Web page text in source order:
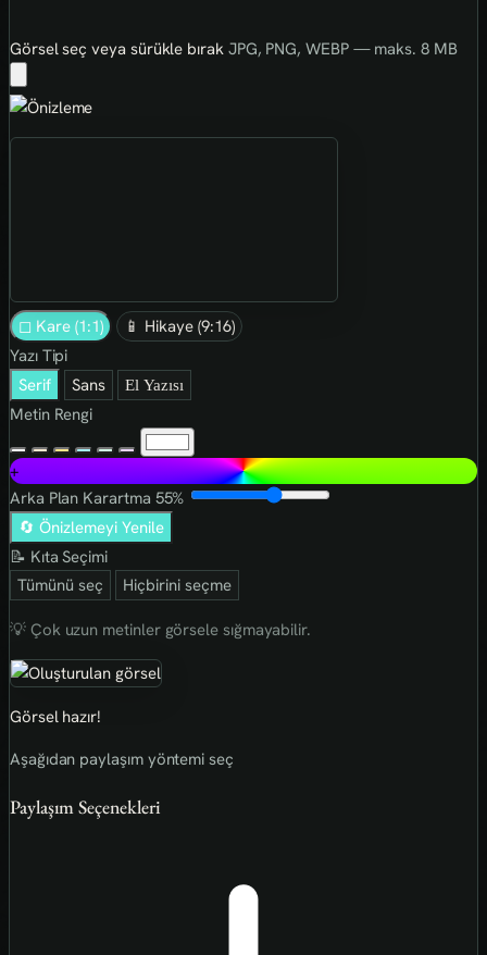
Görsel seç veya sürükle bırak JPG, PNG, WEBP — maks. 8 MB
◻ Kare (1:1)
📱 Hikaye (9:16)
Yazı Tipi
Serif
Sans El Yazısı
Metin Rengi
+
Arka Plan Karartma 55%
🔄 Önizlemeyi Yenile
📝 Kıta Seçimi
Tümünü seç
Hiçbirini seçme
💡 Çok uzun metinler görsele sığmayabilir.
Görsel hazır!
Aşağıdan paylaşım yöntemi seç
Paylaşım Seçenekleri